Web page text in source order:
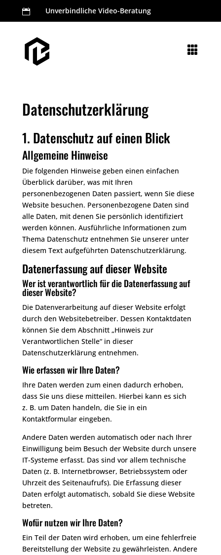
 Unverbindliche Video-Beratung

Datenschutzerklärung
1. Datenschutz auf einen Blick
Allgemeine Hinweise
Die folgenden Hinweise geben einen einfachen
Überblick darüber, was mit Ihren
personenbezogenen Daten passiert, wenn Sie diese
Website besuchen. Personenbezogene Daten sind
alle Daten, mit denen Sie persönlich identifiziert
werden können. Ausführliche Informationen zum
Thema Datenschutz entnehmen Sie unserer unter
diesem Text aufgeführten Datenschutzerklärung.
Datenerfassung auf dieser Website
Wer ist verantwortlich für die Datenerfassung auf
dieser Website?
Die Datenverarbeitung auf dieser Website erfolgt
durch den Websitebetreiber. Dessen Kontaktdaten
können Sie dem Abschnitt „Hinweis zur
Verantwortlichen Stelle“ in dieser
Datenschutzerklärung entnehmen.
Wie erfassen wir Ihre Daten?
Ihre Daten werden zum einen dadurch erhoben,
dass Sie uns diese mitteilen. Hierbei kann es sich
z. B. um Daten handeln, die Sie in ein
Kontaktformular eingeben.
Andere Daten werden automatisch oder nach Ihrer
Einwilligung beim Besuch der Website durch unsere
IT-Systeme erfasst. Das sind vor allem technische
Daten (z. B. Internetbrowser, Betriebssystem oder
Uhrzeit des Seitenaufrufs). Die Erfassung dieser
Daten erfolgt automatisch, sobald Sie diese Website
betreten.
Wofür nutzen wir Ihre Daten?
Ein Teil der Daten wird erhoben, um eine fehlerfreie
Bereitstellung der Website zu gewährleisten. Andere